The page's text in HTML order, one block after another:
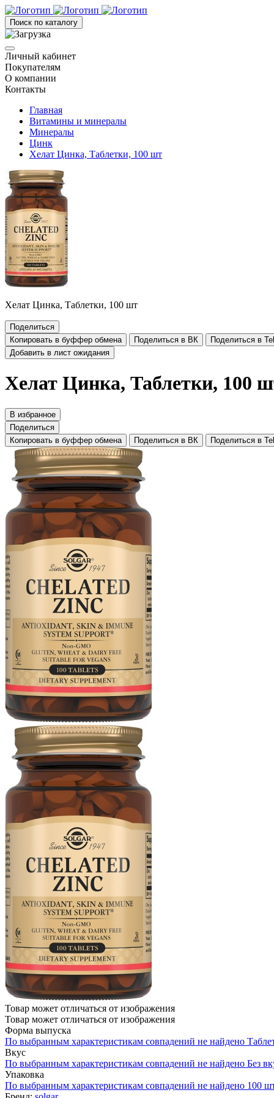
Поиск по каталогу
Личный кабинет
Покупателям
О компании
Контакты
Главная
Витамины и минералы
Минералы
Цинк
Хелат Цинка, Таблетки, 100 шт
Хелат Цинка, Таблетки, 100 шт
Поделиться
Копировать в буффер обмена
Поделиться в ВК
Поделиться в
Добавить в лист ожидания
Хелат Цинка, Таблетки, 100
В избранное
Поделиться
Копировать в буффер обмена
Поделиться в ВК Поделиться в
Товар может отличаться от изображения
Товар может отличаться от изображения
Форма выпуска
По выбранным характеристикам совпадений не найдено
Вкус
По выбранным характеристикам совпадений не найдено Без
Упаковка
По выбранным характеристикам совпадений не найдено 100